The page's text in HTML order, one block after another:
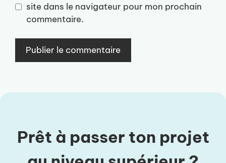
site dans le navigateur pour mon prochain
commentaire.
Prêt à passer ton projet